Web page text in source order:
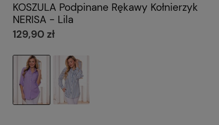
KOSZULA Podpinane Rękawy Kołnierzyk
NERISA - Lila
129,90 zł